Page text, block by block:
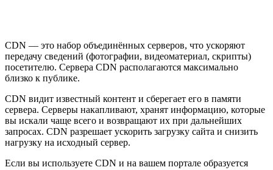
CDN — это набор объединённых серверов, что ускоряют
передачу сведений (фотографии, видеоматериал, скрипты)
посетителю. Сервера CDN располагаются максимально
близко к публике.
CDN видит известный контент и сберегает его в памяти
сервера. Серверы накапливают, хранят информацию, которые
вы искали чаще всего и возвращают их при дальнейших
запросах. CDN разрешает ускорить загрузку сайта и снизить
нагрузку на исходный сервер.
Если вы используете CDN и на вашем портале образуется